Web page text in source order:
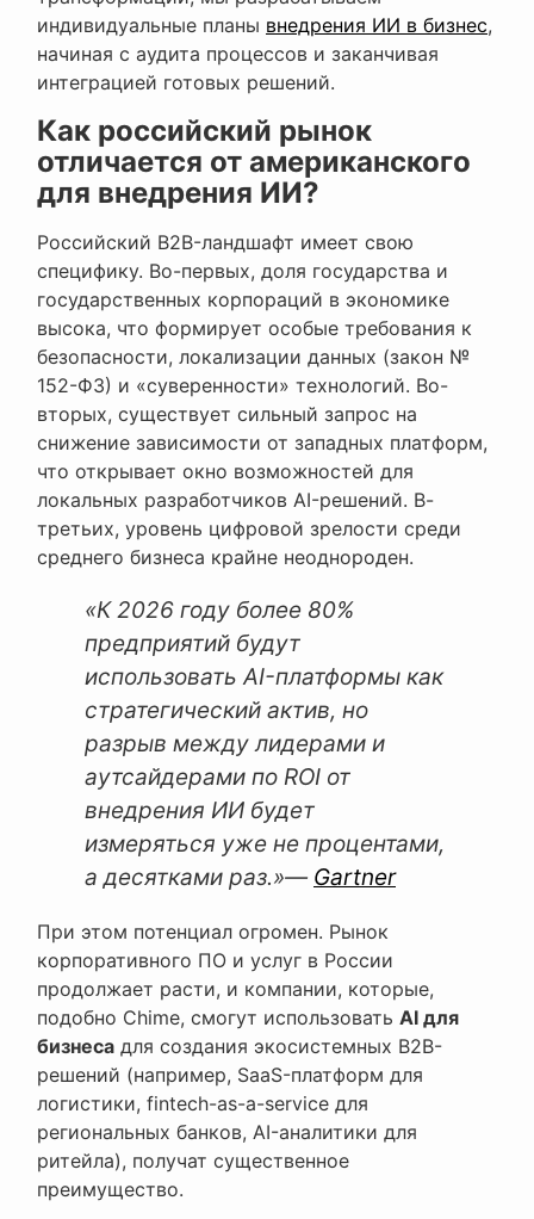
индивидуальные планы внедрения ИИ в бизнес,
начиная с аудита процессов и заканчивая
интеграцией готовых решений.
Как российский рынок
отличается от американского
для внедрения ИИ?
Российский B2B-ландшафт имеет свою
специфику. Во-первых, доля государства и
государственных корпораций в экономике
высока, что формирует особые требования к
безопасности, локализации данных (закон №
152-ФЗ) и «суверенности» технологий. Во-
вторых, существует сильный запрос на
снижение зависимости от западных платформ,
что открывает окно возможностей для
локальных разработчиков AI-решений. В-
третьих, уровень цифровой зрелости среди
среднего бизнеса крайне неоднороден.
«К 2026 году более 80%
предприятий будут
использовать AI-платформы как
стратегический актив, но
разрыв между лидерами и
аутсайдерами по ROI от
внедрения ИИ будет
измеряться уже не процентами,
а десятками раз.»— Gartner
При этом потенциал огромен. Рынок
корпоративного ПО и услуг в России
продолжает расти, и компании, которые,
подобно Chime, смогут использовать AI для
бизнеса для создания экосистемных B2B-
решений (например, SaaS-платформ для
логистики, fintech-as-a-service для
региональных банков, AI-аналитики для
ритейла), получат существенное
преимущество.